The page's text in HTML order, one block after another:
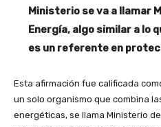
Ministerio se va a llamar
Energía, algo similar a lo
es un referente en
Esta afirmación fue calificada
un solo organismo que combina
energéticas, se llama Ministerio